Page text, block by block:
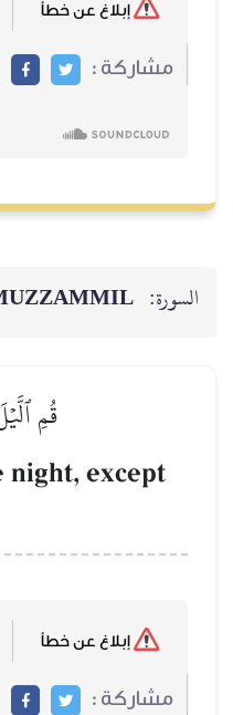
مشاركة :
السورة:
قُمِ
except
مشاركة :